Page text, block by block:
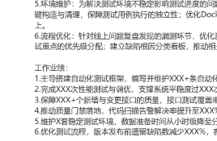
工作概述：
1.自动化测试：为解决产品快速迭代
自动化测试框架；基于产品核心业务
证任务集成至每日构建流水线；通过
通过率提升至XXX%，平均单次回归时
2.性能测试：针对客户投诉的系统高
方案；使用压测工具模拟多用户并发